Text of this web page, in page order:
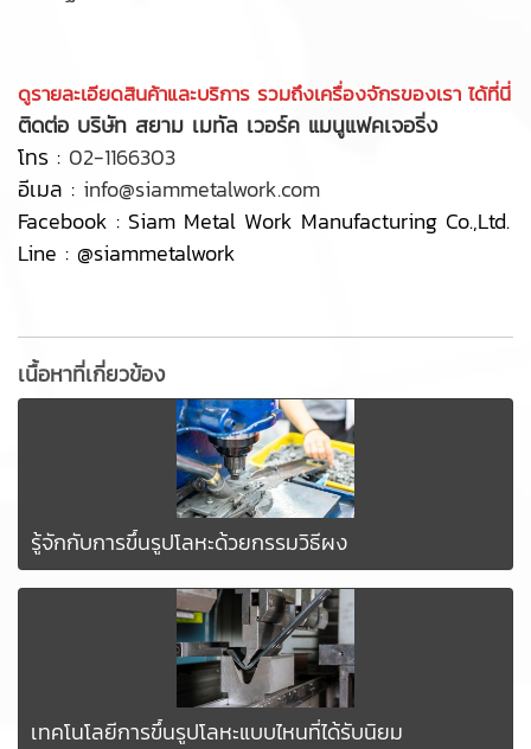
ดูรายละเอียดสินค้าและบริการ รวมถึงเครื่องจักรของเรา ได้ที่นี่
ติดต่อ บริษัท สยาม เมทัล เวอร์ค แมนูแฟคเจอริ่ง
โทร : 02-1166303
อีเมล : info@siammetalwork.com
Facebook : Siam Metal Work Manufacturing Co.,Ltd.
Line : @siammetalwork
เนื้อหาที่เกี่ยวข้อง
รู้จักกับการขึ้นรูปโลหะด้วยกรรมวิธีผง
เทคโนโลยีการขึ้นรูปโลหะแบบไหนที่ได้รับนิยม